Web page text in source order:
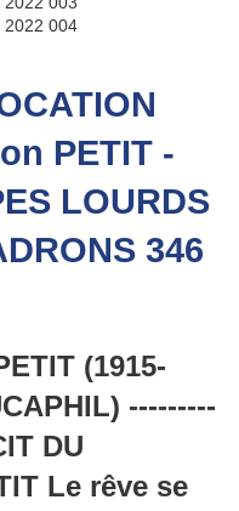
PETIT -
LOURDS
346
(1915-
---------
DU
Le rêve se